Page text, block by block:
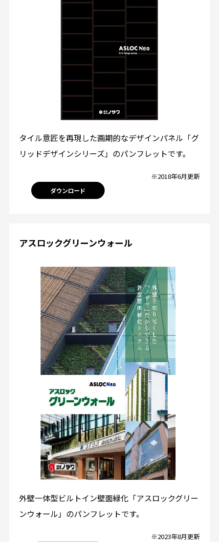
タイル意匠を再現した画期的なデザインパネル「グ
リッドデザインシリーズ」のパンフレットです。
※2018年6月更新
ダウンロード
アスロックグリーンウォール
外壁一体型ビルトイン壁面緑化「アスロックグリー
ンウォール」のパンフレットです。
※2023年8月更新